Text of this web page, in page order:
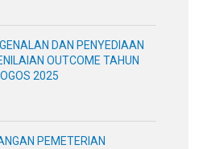
DAN PENYEDIAAN
OUTCOME TAHUN
2025
PEMETERIAN